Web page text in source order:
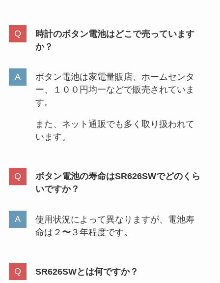
モールドゼロはどこで売ってる？
ホームセンターやアマゾンは取扱
脇汗パッドはどこに売ってる？売
しまむら・ロフトも調査！
ホワイピュアEXはどこで売って
る？薬局（マツキヨ・スギ薬局な
時計のボタン電池はどこで売っています
か？
ボタン電池は家電量販店、ホームセンタ
ー、１００円均一などで販売されていま
す。
また、ネット通販でも多く取り扱われて
います。
ボタン電池の寿命はSR626SWでどのくら
いですか？
使用状況によって異なりますが、電池寿
命は２ 〜３年程度です。
SR626SWとは何ですか？